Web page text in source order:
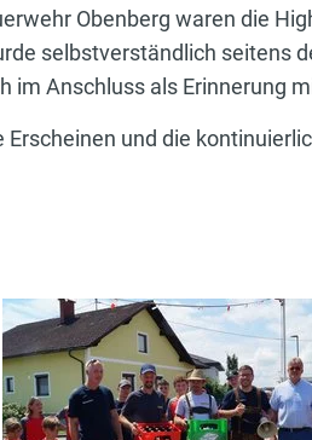
Obenberg waren die
selbstverständlich seitens
im Anschluss als Erinnerung
und die